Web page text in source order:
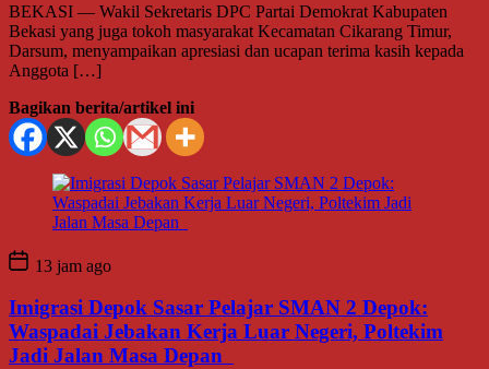
BEKASI — Wakil Sekretaris DPC Partai Demokrat Kabupaten
Bekasi yang juga tokoh masyarakat Kecamatan Cikarang Timur,
Darsum, menyampaikan apresiasi dan ucapan terima kasih kepada
Anggota […]
Bagikan berita/artikel ini
13 jam ago
Imigrasi Depok Sasar Pelajar SMAN 2 Depok:
Waspadai Jebakan Kerja Luar Negeri, Poltekim
Jadi Jalan Masa Depan